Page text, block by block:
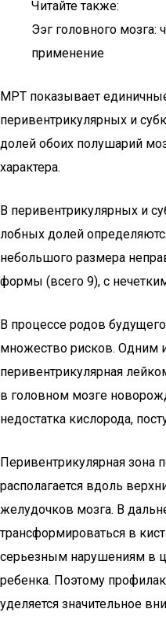
Читайте также:
Ээг головного мозга:
применение
МРТ показывает
перивентрикулярных и
долей обоих полушарий
характера.
В перивентрикулярных и
лобных долей
небольшого размера
формы (всего 9), с
В процессе родов
множество рисков. Одним
перивентрикулярная
в головном мозге
недостатка кислорода,
Перивентрикулярная зона
располагается вдоль
желудочков мозга. В
трансформироваться в
серьезным нарушениям в
ребенка. Поэтому
уделяется значительное